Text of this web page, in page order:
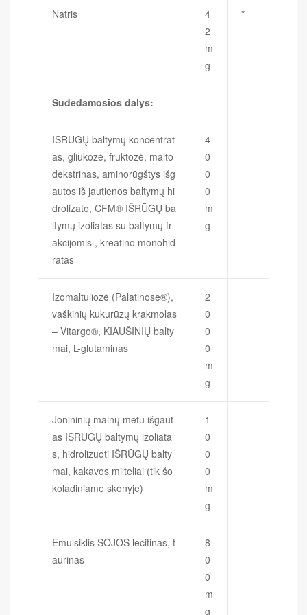
Natris
4
2
m
g
*
Sudedamosios dalys:
IŠRŪGŲ baltymų koncentrat
as, gliukozė, fruktozė, malto
dekstrinas, aminorūgštys išg
autos iš jautienos baltymų hi
drolizato, CFM® IŠRŪGŲ ba
ltymų izoliatas su baltymų fr
akcijomis , kreatino monohid
ratas
4
0
0
0
m
g
Izomaltuliozė (Palatinose®),
vaškinių kukurūzų krakmolas
– Vitargo®, KIAUŠINIŲ balty
mai, L-glutaminas
2
0
0
0
m
g
Jonininių mainų metu išgaut
as IŠRŪGŲ baltymų izoliata
s, hidrolizuoti IŠRŪGŲ balty
mai, kakavos milteliai (tik šo
koladiniame skonyje)
1
0
0
0
m
g
Emulsiklis SOJOS lecitinas, t
aurinas
8
0
0
m
g